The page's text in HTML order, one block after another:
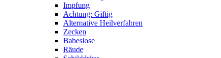
Impfung
Achtung: Giftig
Alternative Heilverfahren
Zecken
Babesiose
Räude